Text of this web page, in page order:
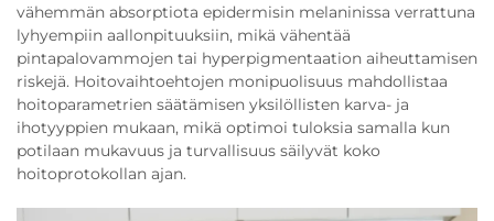
vähemmän absorptiota epidermisin melaninissa verrattuna
lyhyempiin aallonpituuksiin, mikä vähentää
pintapalovammojen tai hyperpigmentaation aiheuttamisen
riskejä. Hoitovaihtoehtojen monipuolisuus mahdollistaa
hoitoparametrien säätämisen yksilöllisten karva- ja
ihotyyppien mukaan, mikä optimoi tuloksia samalla kun
potilaan mukavuus ja turvallisuus säilyvät koko
hoitoprotokollan ajan.